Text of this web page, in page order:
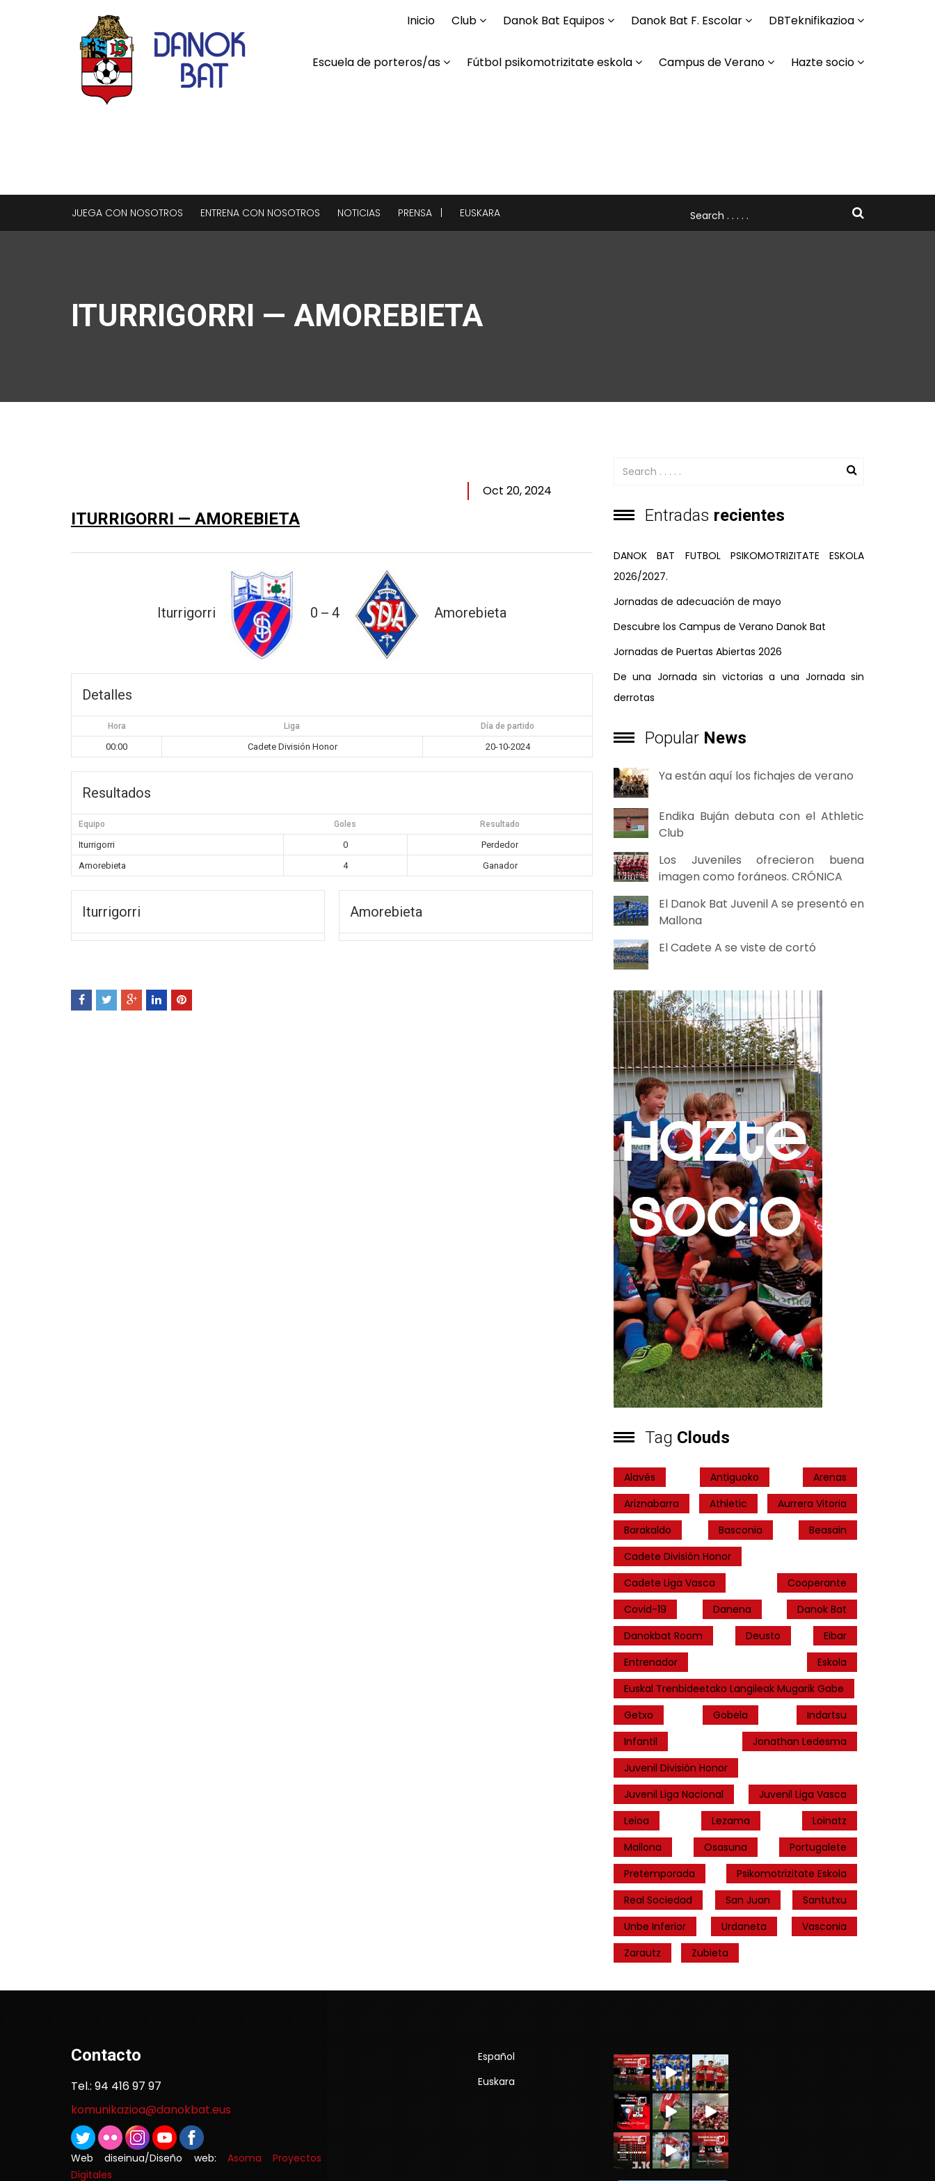
Inicio Club Danok Bat Equipos Danok Bat F. Escolar DBTeknifikazioa
Escuela de porteros/as Fútbol psikomotrizitate eskola Campus de Verano Hazte socio
JUEGA CON NOSOTROS ENTRENA CON NOSOTROS NOTICIAS PRENSA | EUSKARA
ITURRIGORRI — AMOREBIETA
ITURRIGORRI — AMOREBIETA
Oct 20, 2024
Iturrigorri 0 — 4 Amorebieta
Detalles
Hora Liga Día de partido
00:00 Cadete División Honor 20-10-2024
Resultados
Equipo Goles Resultado
Iturrigorri 0
Perdedor
Amorebieta
4 Ganador
Iturrigorri Amorebieta
Entradas recientes
DANOK BAT FUTBOL PSIKOMOTRIZITATE ESKOLA
2026/2027.
Jornadas de adecuación de mayo
Descubre los Campus de Verano Danok Bat
Jornadas de Puertas Abiertas 2026
De una Jornada sin victorias a una Jornada sin
derrotas
Popular News
Ya están aquí los fichajes de verano
Endika Buján debuta con el Athletic
Club
Los Juveniles ofrecieron buena
imagen como foráneos. CRÓNICA
El Danok Bat Juvenil A se presentó en
Mallona
El Cadete A se viste de cortó
Tag Clouds
Alavés Antiguoko
Arenas
Ariznabarra
Athletic
Aurrera Vitoria
Barakaldo
Basconia
Beasain
Cadete División Honor
Cadete Liga Vasca
Cooperante
Covid-19
Danena
Danok Bat
Danokbat Room
Deusto
Eibar
Entrenador
Eskola
Euskal Trenbideetako Langileak Mugarik Gabe
Getxo
Gobela
Indartsu
Infantil
Jonathan Ledesma
Juvenil División Honor
Juvenil Liga Nacional
Juvenil Liga Vasca
Leioa
Lezama
Loinatz
Mallona
Osasuna
Portugalete
Pretemporada
Psikomotrizitate Eskola
Real Sociedad
San Juan
Santutxu
Unbe Inferior
Urdaneta
Vasconia
Zarautz
Zubieta
Contacto
Tel.: 94 416 97 97
komunikazioa@danokbat.eus
Web diseinua/Diseño web: Asoma Proyectos
Digitales
Español
Euskara